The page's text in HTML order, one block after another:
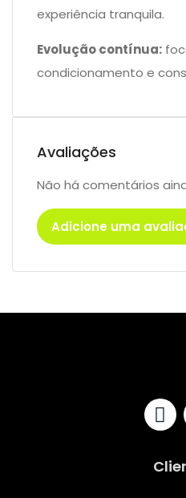
experiência tranquila.
Evolução contínua:
condicionamento e
Avaliações
Não há comentários
Adicione uma